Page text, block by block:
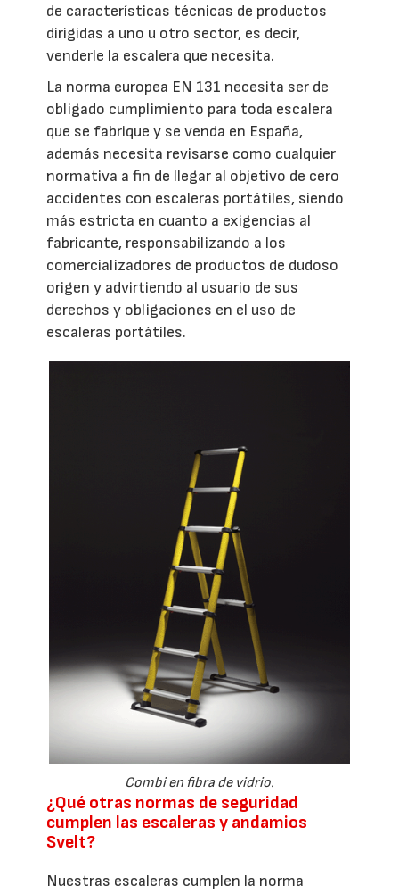
de características técnicas de productos
dirigidas a uno u otro sector, es decir,
venderle la escalera que necesita.
La norma europea EN 131 necesita ser de
obligado cumplimiento para toda escalera
que se fabrique y se venda en España,
además necesita revisarse como cualquier
normativa a fin de llegar al objetivo de cero
accidentes con escaleras portátiles, siendo
más estricta en cuanto a exigencias al
fabricante, responsabilizando a los
comercializadores de productos de dudoso
origen y advirtiendo al usuario de sus
derechos y obligaciones en el uso de
escaleras portátiles.
Combi en fibra de vidrio.
¿Qué otras normas de seguridad
cumplen las escaleras y andamios
Svelt?
Nuestras escaleras cumplen la norma